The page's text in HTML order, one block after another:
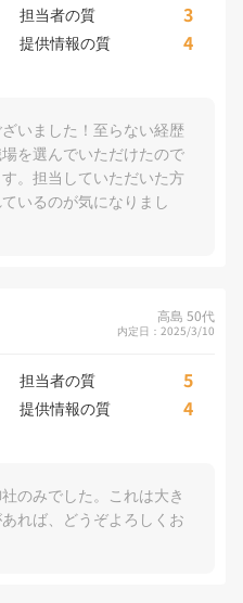
担当者の質 3
提供情報の質 4
いました！至らない経歴
を選んでいただけたので
。担当していただいた方
いるのが気になりまし
高島 50代
内定日：2025/3/10
担当者の質 5
提供情報の質 4
のみでした。これは大き
れば、どうぞよろしくお